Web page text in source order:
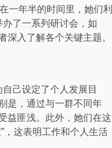
一年半的时间里，她们利
办了一系列研讨会，如
深入了解各个关键主题。
己设定了个人发展目
是，通过与一群不同年
益匪浅。此外，她们在这
” ，这表明工作和个人生活